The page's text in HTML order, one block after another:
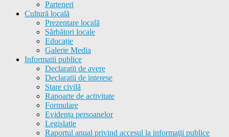
Parteneri
Cultură locală
Prezentare locală
Sărbători locale
Educație
Galerie Media
Informatii publice
Declaratii de avere
Declaratii de interese
Stare civilă
Rapoarte de activitate
Formulare
Evidența persoanelor
Legislatie
Raportul anual privind accesul la informaţii publice